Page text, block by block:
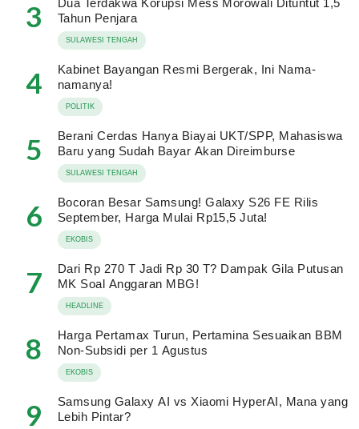
3
Dua Terdakwa Korupsi Mess Morowali Dituntut 1,5
Tahun Penjara
SULAWESI TENGAH
4
Kabinet Bayangan Resmi Bergerak, Ini Nama-
namanya!
POLITIK
5
Berani Cerdas Hanya Biayai UKT/SPP, Mahasiswa
Baru yang Sudah Bayar Akan Direimburse
SULAWESI TENGAH
6
Bocoran Besar Samsung! Galaxy S26 FE Rilis
September, Harga Mulai Rp15,5 Juta!
EKOBIS
7
Dari Rp 270 T Jadi Rp 30 T? Dampak Gila Putusan
MK Soal Anggaran MBG!
HEADLINE
8
Harga Pertamax Turun, Pertamina Sesuaikan BBM
Non-Subsidi per 1 Agustus
EKOBIS
9
Samsung Galaxy AI vs Xiaomi HyperAI, Mana yang
Lebih Pintar?